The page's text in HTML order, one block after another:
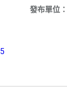
發布單位：